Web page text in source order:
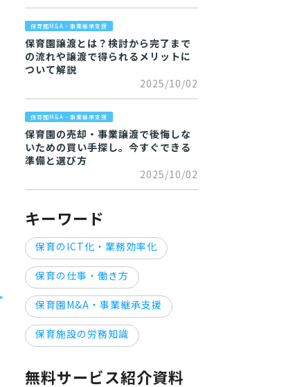
保育園M&A・事業継承支援
保育園譲渡とは？検討から完了まで
の流れや譲渡で得られるメリットに
ついて解説
2025/10/02
保育園M&A・事業継承支援
保育園の売却・事業譲渡で後悔しな
いための買い手探し。今すぐできる
準備と選び方
2025/10/02
キーワード
保育のICT化・業務効率化
保育の仕事・働き方
保育園M&A・事業継承支援
保育施設の労務知識
無料サービス紹介資料